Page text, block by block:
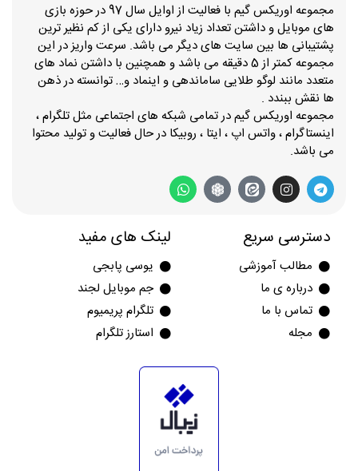
مجموعه اوریکس گیم با فعالیت از اوایل سال 97 در حوزه بازی
های موبایل و داشتن تعداد زیاد نیرو دارای یکی از کم نظیر ترین
پشتیبانی ها بین سایت های دیگر می باشد. سرعت واریز در این
مجموعه کمتر از 5 دقیقه می باشد و همچنین با داشتن نماد های
متعدد مانند لوگو طلایی ساماندهی و اینماد و… توانسته در ذهن
ها نقش ببندد .
مجموعه اوریکس گیم در تمامی شبکه های اجتماعی مثل تلگرام ،
اینستاگرام ، واتس اپ ، ایتا ، روبیکا در حال فعالیت و تولید محتوا
می باشد.
دسترسی سریع
مطالب آموزشی
درباره ی ما
تماس با ما
مجله
لینک های مفید
یوسی پابجی
جم موبایل لجند
تلگرام پریمیوم
استارز تلگرام